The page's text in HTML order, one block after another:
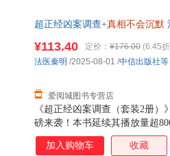
超正经凶案调查+真相不会沉默
《超正经凶案调查（套装2册
磅来袭！本书延续其播放量超
视角，层层剖析并延伸案件细
快感！◆ 谣言的天敌是思考，
¥113.40 定价： ¥176.00 (6.45
爱阅城图书专营店
法医秦明 /2025-08-01 /中信出版社等
加入购物车 收藏